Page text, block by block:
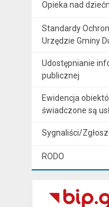
Opieka nad
Standardy
Urzędzie Gminy
Udostępnianie
publicznej
Ewidencja
świadczone są
Sygnaliści/
RODO